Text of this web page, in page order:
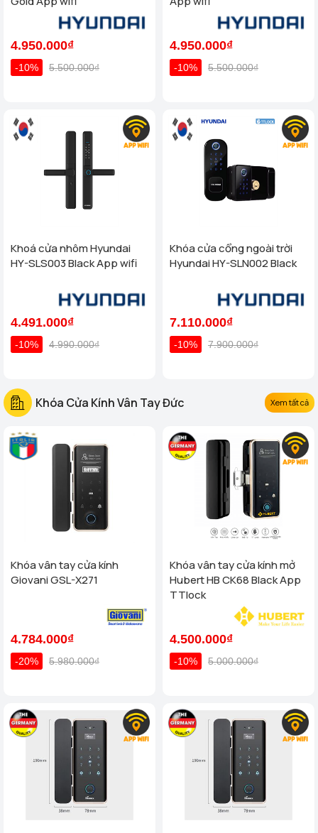
4.950.000₫
-10% 5.500.000₫
4.950.000₫
-10% 5.500.000₫
Khoá cửa nhôm Hyundai
HY-SLS003 Black App wifi
4.491.000₫
-10% 4.990.000₫
Khóa cửa cổng ngoài trời
Hyundai HY-SLN002 Black
7.110.000₫
-10% 7.900.000₫
Khóa Cửa Kính Vân Tay Đức Xem tất cả
Khóa vân tay cửa kính
Giovani GSL-X271
4.784.000₫
-20% 5.980.000₫
Khóa vân tay cửa kính mở
Hubert HB CK68 Black App
TTlock
4.500.000₫
-10% 5.000.000₫